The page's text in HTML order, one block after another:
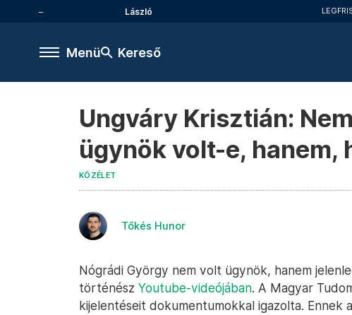
László
Menü Kereső
Ungváry Krisztián:
ügynök volt-e, hanem,
KÖZÉLET
Tőkés Hunor
Nógrádi György nem volt ügynök, hanem
történész Youtube-videójában. A Magyar
kijelentéseit dokumentumokkal igazolta. Ennek